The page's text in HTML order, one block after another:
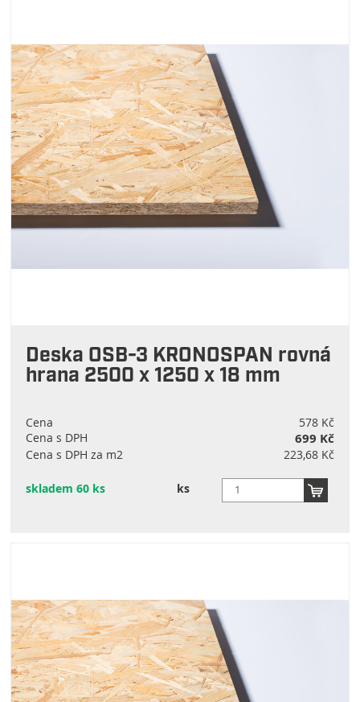
Deska OSB-3 KRONOSPAN rovná
hrana 2500 x 1250 x 18 mm
Cena
578 Kč
Cena s DPH
699 Kč
Cena s DPH za m2 223,68 Kč
skladem 60 ks ks